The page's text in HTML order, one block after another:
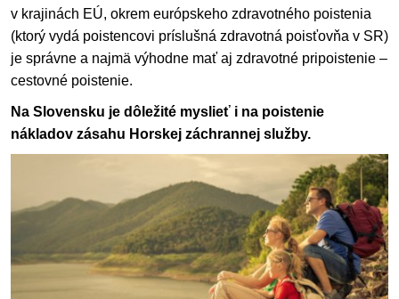
v krajinách EÚ, okrem európskeho zdravotného poistenia
(ktorý vydá poistencovi príslušná zdravotná poisťovňa v SR)
je správne a najmä výhodne mať aj zdravotné pripoistenie –
cestovné poistenie.
Na Slovensku je dôležité myslieť i na poistenie
nákladov zásahu Horskej záchrannej služby.